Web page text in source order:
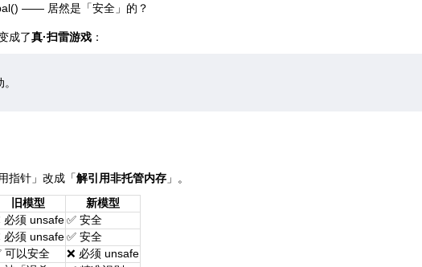
—— 居然是「安全」的？
成了真·扫雷游戏 ：
指针」改成「解引用非托管内存 」。
旧模型
新模型
必须 unsafe✅ 安全
必须 unsafe✅ 安全
可以安全
❌ 必须 unsafe